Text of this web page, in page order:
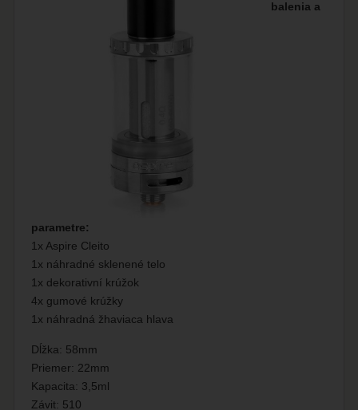
balenia a
parametre:
1x Aspire Cleito
1x náhradné sklenené telo
1x dekorativní krúžok
4x gumové krúžky
1x náhradná žhaviaca hlava
Dĺžka: 58mm
Priemer: 22mm
Kapacita: 3,5ml
Závit: 510